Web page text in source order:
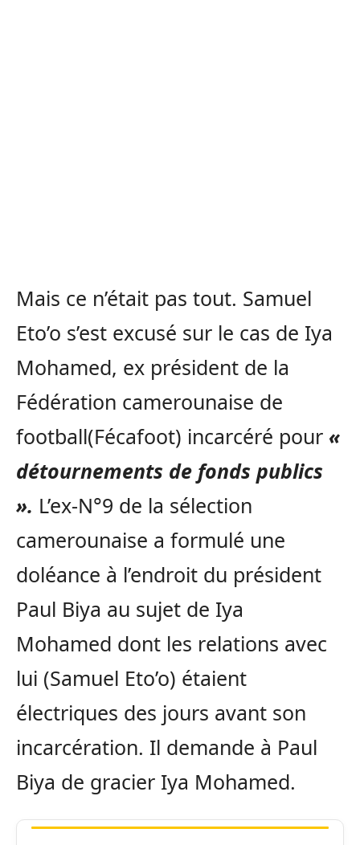
Mais ce n’était pas tout. Samuel
Eto’o s’est excusé sur le cas de Iya
Mohamed, ex président de la
Fédération camerounaise de
football(Fécafoot) incarcéré pour «
détournements de fonds publics
». L’ex-N°9 de la sélection
camerounaise a formulé une
doléance à l’endroit du président
Paul Biya au sujet de Iya
Mohamed dont les relations avec
lui (Samuel Eto’o) étaient
électriques des jours avant son
incarcération. Il demande à Paul
Biya de gracier Iya Mohamed.